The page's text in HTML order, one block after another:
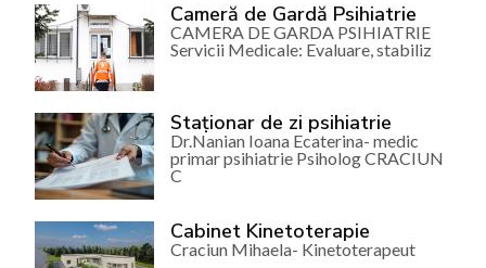
Cameră de Gardă Psihiatrie
CAMERA DE GARDA PSIHIATRIE
Servicii Medicale: Evaluare, stabiliz
Staționar de zi psihiatrie
Dr.Nanian Ioana Ecaterina- medic
primar psihiatrie Psiholog CRACIUN
C
Cabinet Kinetoterapie
Craciun Mihaela- Kinetoterapeut